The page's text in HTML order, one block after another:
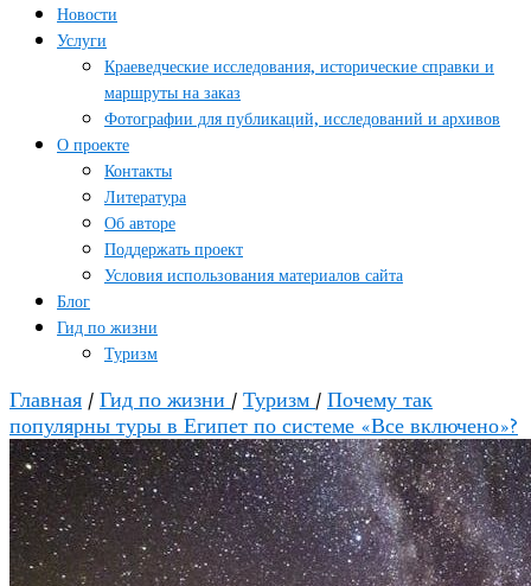
Новости
Услуги
Краеведческие исследования, исторические справки и
маршруты на заказ
Фотографии для публикаций, исследований и архивов
О проекте
Контакты
Литература
Об авторе
Поддержать проект
Условия использования материалов сайта
Блог
Гид по жизни
Туризм
Главная / Гид по жизни / Туризм / Почему так
популярны туры в Египет по системе «Все включено»?